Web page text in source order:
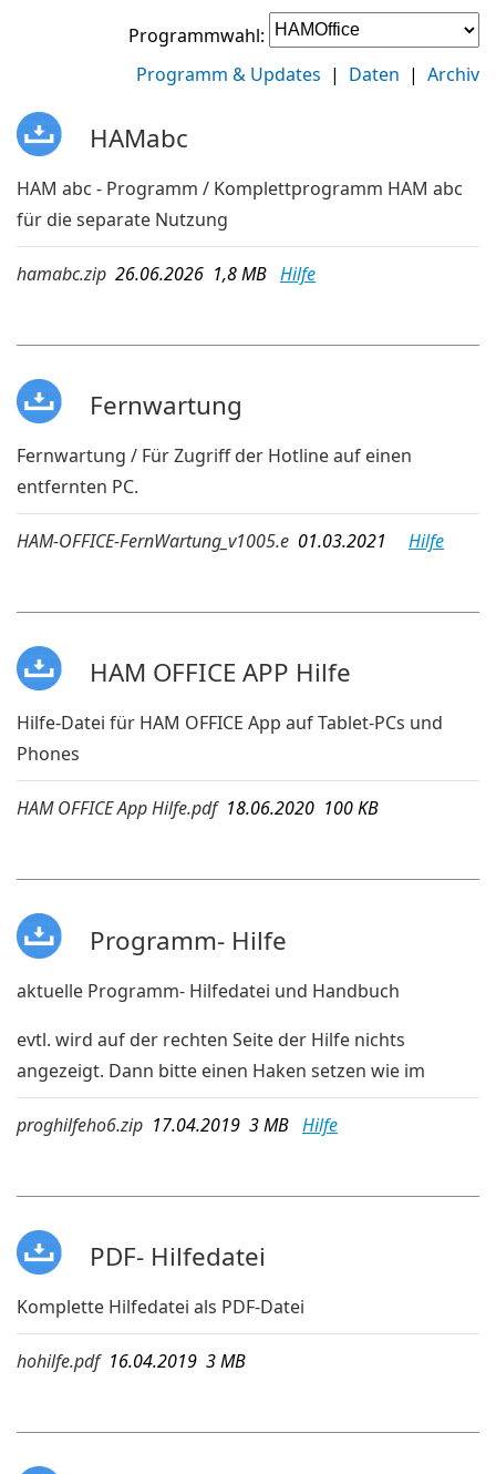
Programmwahl:
Programm & Updates | Daten | Archiv
HAMabc
HAM abc - Programm / Komplettprogramm HAM abc
für die separate Nutzung
hamabc.zip 26.06.2026 1,8 MB Hilfe
Fernwartung
Fernwartung / Für Zugriff der Hotline auf einen
entfernten PC.
HAM-OFFICE-FernWartung_v1005.e 01.03.2021 Hilfe
HAM OFFICE APP Hilfe
Hilfe-Datei für HAM OFFICE App auf Tablet-PCs und
Phones
HAM OFFICE App Hilfe.pdf18.06.2020 100 KB
Programm- Hilfe
aktuelle Programm- Hilfedatei und Handbuch
evtl. wird auf der rechten Seite der Hilfe nichts
angezeigt. Dann bitte einen Haken setzen wie im
folgenden Bild:
proghilfeho6.zip 17.04.2019 3 MB Hilfe
PDF- Hilfedatei
Komplette Hilfedatei als PDF-Datei
hohilfe.pdf16.04.2019 3 MB